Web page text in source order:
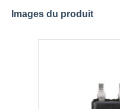
Images du produit